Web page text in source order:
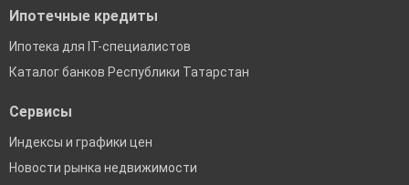
Ипотечные кредиты
Ипотека для IT-специалистов
Каталог банков Республики Татарстан
Сервисы
Индексы и графики цен
Новости рынка недвижимости